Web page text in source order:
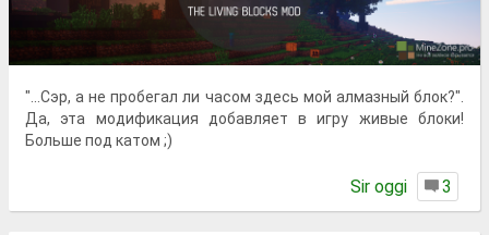
"...Сэр, а не пробегал ли часом здесь мой алмазный блок?".
Да, эта модификация добавляет в игру живые блоки!
Больше под катом ;)
Sir oggi 3